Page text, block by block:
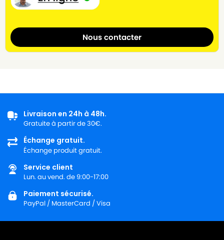
Nous contacter
Livraison en 24h à 48h.
Gratuite à partir de 30€.
Échange gratuit.
Échange produit gratuit.
Service client
Lun. au vend. de 9:00-17:00
Paiement sécurisé.
PayPal / MasterCard / Visa